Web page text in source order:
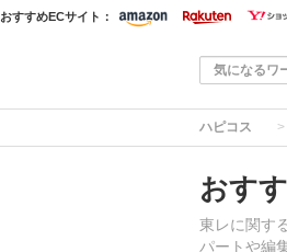
おすすめECサイト：
ハピコス
おす
東レに関す
パートや編